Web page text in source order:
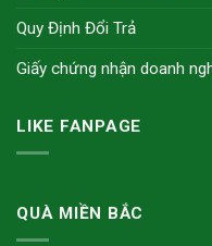
Quy Định Đổi Trả
Giấy chứng nhận doanh
LIKE FANPAGE
QUÀ MIỀN BẮC